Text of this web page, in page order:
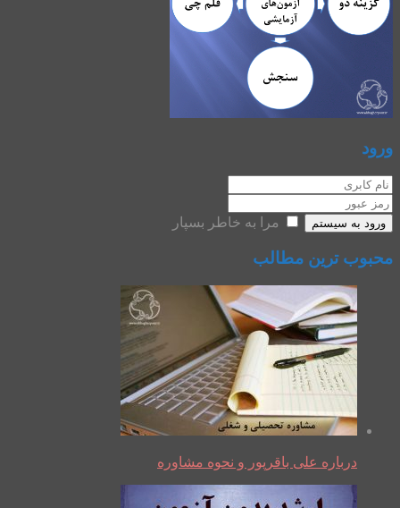
ورود
ورود به سیستم مرا به خاطر بسپار
محبوب ترین مطالب
درباره علی باقرپور و نحوه مشاوره